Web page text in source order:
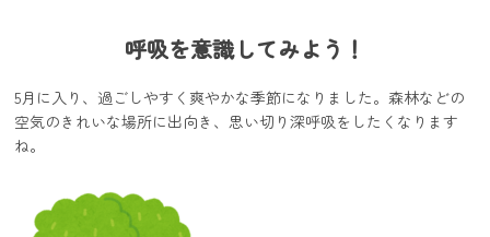
呼吸を意識してみよう！
5月に入り、過ごしやすく爽やかな季節になりました。森林などの
空気のきれいな場所に出向き、思い切り深呼吸をしたくなります
ね。